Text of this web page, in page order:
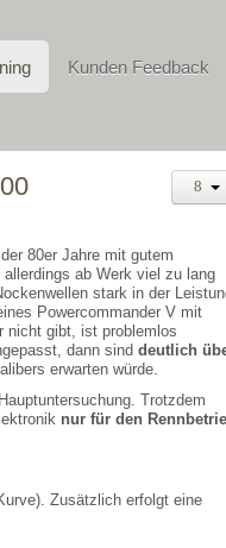
Kunden Feedback
80er Jahre mit gutem
ab Werk viel zu lang
stark in der
Powercommander V mit
nicht gibt, ist problemlos
dann sind deutlich
erwarten würde.
Trotzdem
nur für den
Zusätzlich erfolgt eine